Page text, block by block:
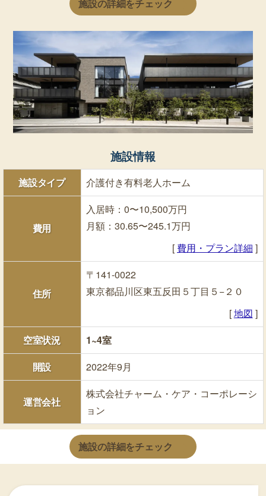
施設の詳細をチェック
施設情報
施設タイプ 介護付き有料老人ホーム
費用
入居時：0〜10,500万円
月額：30.65〜245.1万円
[ 費用・プラン詳細 ]
住所
〒141-0022
東京都品川区東五反田５丁目５−２０
[地図 ]
空室状況
1~4室
開設
2022年9月
運営会社
株式会社チャーム・ケア・コーポレーシ
ョン
施設の詳細をチェック